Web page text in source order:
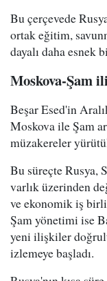
Bu çerçevede
ortak eğitim,
dayalı daha
Moskova-Şam
Beşar Esed'in
Moskova ile Şam
müzakereler
Bu süreçte Rusya,
varlık üzerinden
ve ekonomik iş
Şam yönetimi ise
yeni ilişkiler
izlemeye başladı.